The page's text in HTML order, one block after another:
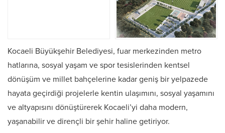
Kocaeli Büyükşehir Belediyesi, fuar merkezinden metro
hatlarına, sosyal yaşam ve spor tesislerinden kentsel
dönüşüm ve millet bahçelerine kadar geniş bir yelpazede
hayata geçirdiği projelerle kentin ulaşımını, sosyal yaşamını
ve altyapısını dönüştürerek Kocaeli’yi daha modern,
yaşanabilir ve dirençli bir şehir haline getiriyor.